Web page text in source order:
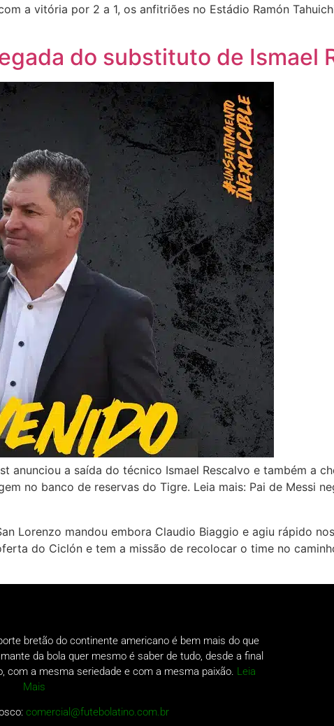
a vitória por 2 a 1, os anfitriões no Estádio Ramón
do substituto de Ismael
anunciou a saída do técnico Ismael Rescalvo e também a
no banco de reservas do Tigre. Leia mais: Pai de Messi
Lorenzo mandou embora Claudio Biaggio e agiu rápido
do Ciclón e tem a missão de recolocar o time no
bretão do continente americano é bem mais do que
da bola quer mesmo é saber de tudo, desde a final
com a mesma seriedade e com a mesma paixão. Leia
Mais
comercial@futebolatino.com.br